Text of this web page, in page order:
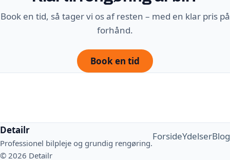
Book en tid, så tager vi os af resten – med en klar pris på
forhånd.
Book en tid
Detailr
Professionel bilpleje og grundig rengøring.
ForsideYdelserBlog
© 2026 Detailr